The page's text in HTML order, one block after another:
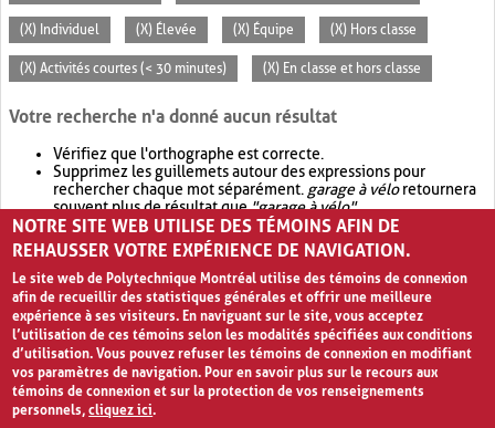
(X) Individuel (X) Élevée (X) Équipe (X) Hors classe
(X) Activités courtes (< 30 minutes) (X) En classe et hors classe
Votre recherche n'a donné aucun résultat
Vérifiez que l'orthographe est correcte.
Supprimez les guillemets autour des expressions pour
rechercher chaque mot séparément. garage à véloretournera
souvent plus de résultat que"garage à vélo".
Envisagez d'élargir votre recherche avec OR.garage OR vélo
retournera souvent plus de résultat quegarage à vélo
NOTRE SITE WEB UTILISE DES TÉMOINS AFIN DE
REHAUSSER VOTRE EXPÉRIENCE DE NAVIGATION.
Le site web de Polytechnique Montréal utilise des témoins de connexion
afin de recueillir des statistiques générales et offrir une meilleure
expérience à ses visiteurs. En naviguant sur le site, vous acceptez
l’utilisation de ces témoins selon les modalités spécifiées aux conditions
d’utilisation. Vous pouvez refuser les témoins de connexion en modifiant
vos paramètres de navigation. Pour en savoir plus sur le recours aux
témoins de connexion et sur la protection de vos renseignements
personnels,cliquez ici.